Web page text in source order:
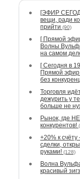
[ЭФИР
вещи, ради
прийти (90)
[ Прямой
Волны
на самом
[ Сегодня в
Прямой
без
Торговля
дежурить у
больше не
Рынок, где
конкурентов!
+20% к
сделки,
руками! (128)
Волна
красивый